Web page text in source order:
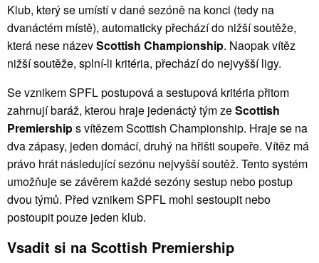
Klub, který se umístí v dané sezóně na konci (tedy na
dvanáctém místě), automaticky přechází do nižší soutěže,
která nese názevScottish Championship. Naopak vítěz
nižší soutěže, splní-li kritéria, přechází do nejvyšší ligy.
Se vznikem SPFL postupová a sestupová kritéria přitom
zahrnují baráž, kterou hraje jedenáctý tým zeScottish
Premierships vítězem Scottish Championship. Hraje se na
dva zápasy, jeden domácí, druhý na hřišti soupeře. Vítěz má
právo hrát následující sezónu nejvyšší soutěž. Tento systém
umožňuje se závěrem každé sezóny sestup nebo postup
dvou týmů. Před vznikem SPFL mohl sestoupit nebo
postoupit pouze jeden klub.
Vsadit si na Scottish Premiership